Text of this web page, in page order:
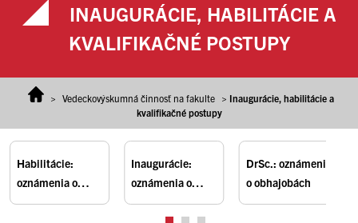
INAUGURÁCIE, HABILITÁCIE A
KVALIFIKAČNÉ POSTUPY
> Vedeckovýskumná činnosť na fakulte > Inaugurácie, habilitácie a
kvalifikačné postupy
Habilitácie:
oznámenia o
konaní prednášok
Inaugurácie:
oznámenia o
konaní prednášok
DrSc.: oznámenia
o obhajobách